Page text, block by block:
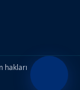
hakları